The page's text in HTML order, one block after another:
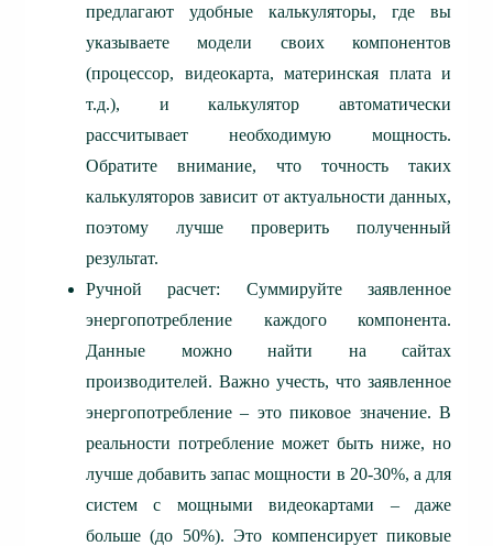
предлагают удобные калькуляторы, где вы
указываете модели своих компонентов
(процессор, видеокарта, материнская плата и
т.д.), и калькулятор автоматически
рассчитывает необходимую мощность.
Обратите внимание, что точность таких
калькуляторов зависит от актуальности данных,
поэтому лучше проверить полученный
результат.
Ручной расчет: Суммируйте заявленное
энергопотребление каждого компонента.
Данные можно найти на сайтах
производителей. Важно учесть, что заявленное
энергопотребление – это пиковое значение. В
реальности потребление может быть ниже, но
лучше добавить запас мощности в 20-30%, а для
систем с мощными видеокартами – даже
больше (до 50%). Это компенсирует пиковые